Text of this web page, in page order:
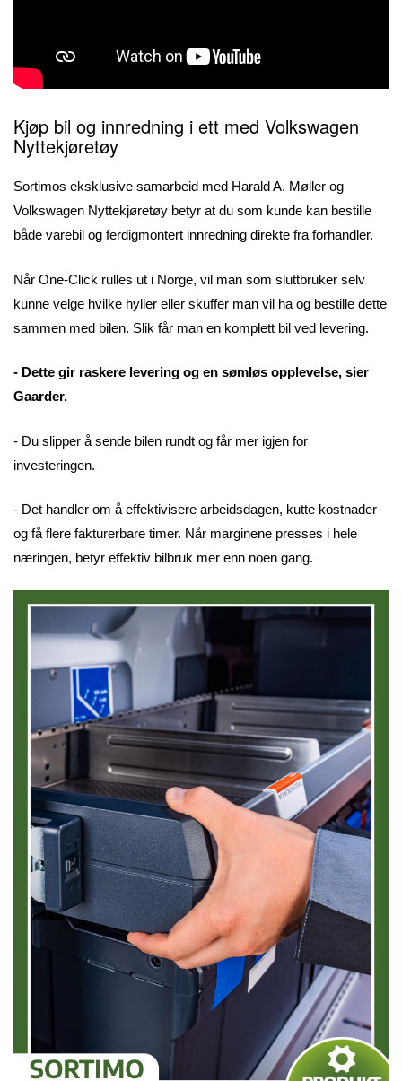
Kjøp bil og innredning i ett med Volkswagen
Nyttekjøretøy
Sortimos eksklusive samarbeid med Harald A. Møller og
Volkswagen Nyttekjøretøy betyr at du som kunde kan bestille
både varebil og ferdigmontert innredning direkte fra forhandler.
Når One-Click rulles ut i Norge, vil man som sluttbruker selv
kunne velge hvilke hyller eller skuffer man vil ha og bestille dette
sammen med bilen. Slik får man en komplett bil ved levering.
- Dette gir raskere levering og en sømløs opplevelse, sier
Gaarder.
- Du slipper å sende bilen rundt og får mer igjen for
investeringen.
- Det handler om å effektivisere arbeidsdagen, kutte kostnader
og få flere fakturerbare timer. Når marginene presses i hele
næringen, betyr effektiv bilbruk mer enn noen gang.